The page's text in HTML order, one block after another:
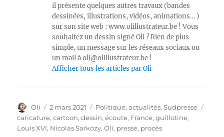
il présente quelques autres travaux (bandes
dessinées, illustrations, vidéos, animations… )
sur son site web : www.olillustrateur.be ! Vous
souhaitez un dessin signé Oli ? Rien de plus
simple, un message sur les réseaux sociaux ou
un mail à oli@olillustrateur.be !
Afficher tous les articles par Oli
Auteur
Oli
Publié
le
2 mars 2021 Catégories
Politique, actualités,Sudpresse
caricature,cartoon,dessin,écoute, France,guillotine,
Louis XVI, Nicolas Sarkozy,Oli, presse, procès